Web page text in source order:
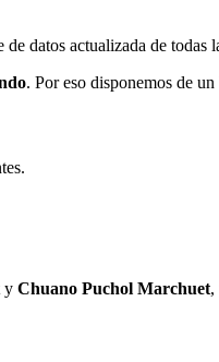
datos actualizada de todas
. Por eso disponemos de
y Chuano Puchol Marchuet,